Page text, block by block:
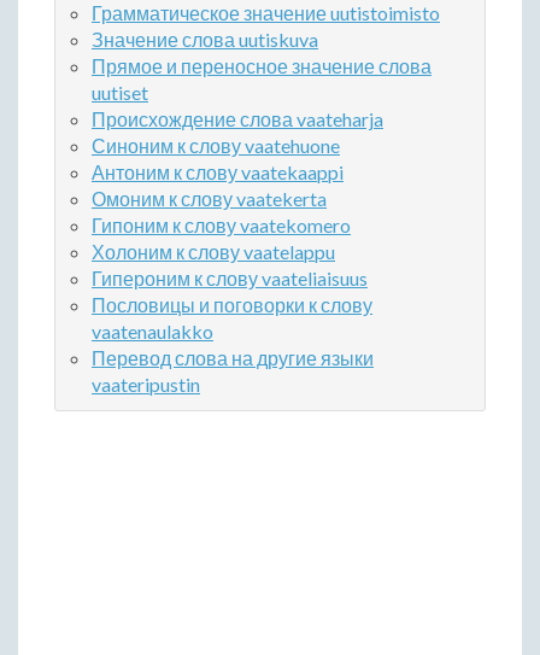
Грамматическое значение uutistoimisto
Значение слова uutiskuva
Прямое и переносное значение слова
uutiset
Происхождение слова vaateharja
Синоним к слову vaatehuone
Антоним к слову vaatekaappi
Омоним к слову vaatekerta
Гипоним к слову vaatekomero
Холоним к слову vaatelappu
Гипероним к слову vaateliaisuus
Пословицы и поговорки к слову
vaatenaulakko
Перевод слова на другие языки
vaateripustin